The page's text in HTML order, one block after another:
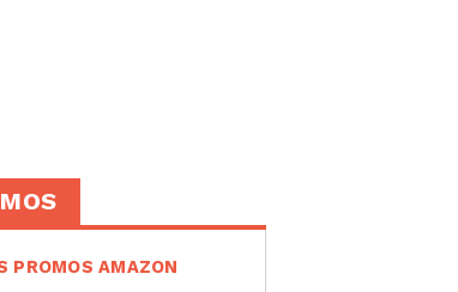
PROMOS AMAZON